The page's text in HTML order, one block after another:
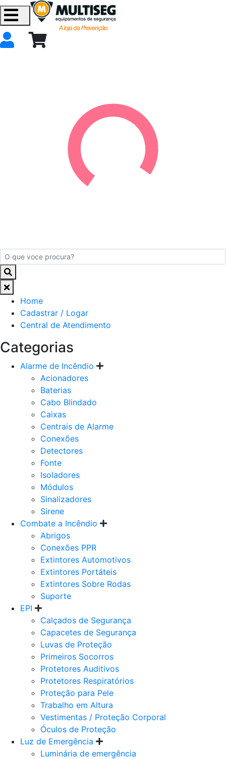
Home
Cadastrar / Logar
Central de Atendimento
Categorias
Alarme de Incêndio
Acionadores
Baterias
Cabo Blindado
Caixas
Centrais de Alarme
Conexões
Detectores
Fonte
Isoladores
Módulos
Sinalizadores
Sirene
Combate a Incêndio
Abrigos
Conexões PPR
Extintores Automotivos
Extintores Portáteis
Extintores Sobre Rodas
Suporte
EPI
Calçados de Segurança
Capacetes de Segurança
Luvas de Proteção
Primeiros Socorros
Protetores Auditivos
Protetores Respiratórios
Proteção para Pele
Trabalho em Altura
Vestimentas / Proteção Corporal
Óculos de Proteção
Luz de Emergência
Luminária de emergência